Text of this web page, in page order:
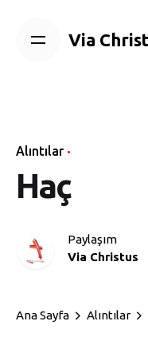
content
Via
Alıntılar
Haç
Paylaşım
Via Christus
Ana Sayfa Alıntılar